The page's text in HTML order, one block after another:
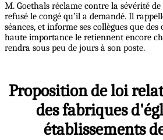
M. Goethals réclame contre la sévérité
refusé le congé qu’il a demandé. Il
séances, et informe ses collègues que
haute importance le retiennent encore
rendra sous peu de jours à son poste.
Proposition de loi
des fabriques
établissements